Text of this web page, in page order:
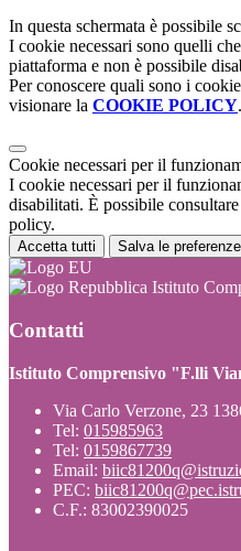
In questa schermata è possibile
I cookie necessari sono quelli
piattaforma e non è possibile
Per conoscere quali sono i
visionare la COOKIE POLICY.
Cookie necessari per il
I cookie necessari per il
disabilitati. È possibile
policy.
Accetta tutti Salva le preferenze
Istituto
Contatti
Istituto Comprensivo "F.lli
Via Carlo Verzone, 23
Tel: 015985963
Tel: 0159867739
Email:
PEC:
C.F.: 83002390025